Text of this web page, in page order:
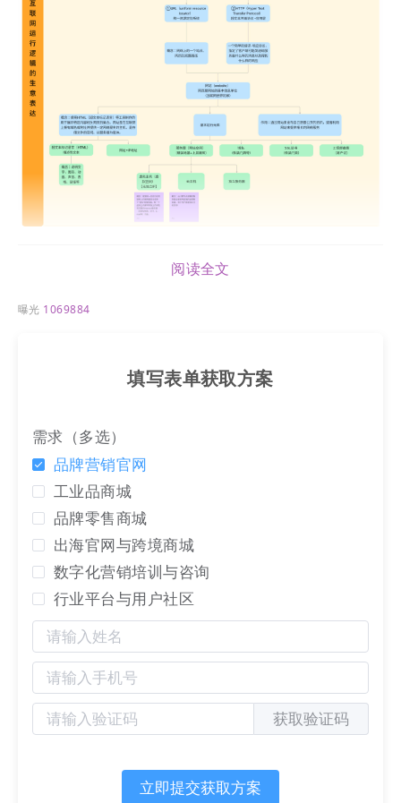
的区块链（去中心化）、元宇宙、私域流量等方兴未
附注：微信/ 抖音在互联网世界的存在载体也是
自己经营的很好，有很多用户在上面。用户就是流
量，基于抖音、微信运用粉丝，本质上也是“帮平台
运营用户”，你的粉丝，从互联网逻辑上来说，都是
平台域的用户。那么，什么才会是你的私域呢？是不
是该重新思考自己官网的定位和作用了呢？
阅读全文
曝光 1069884
填写表单获取方案
需求（多选）
品牌营销官网
工业品商城
品牌零售商城
出海官网与跨境商城
数字化营销培训与咨询
行业平台与用户社区
获取验证码
立即提交获取方案